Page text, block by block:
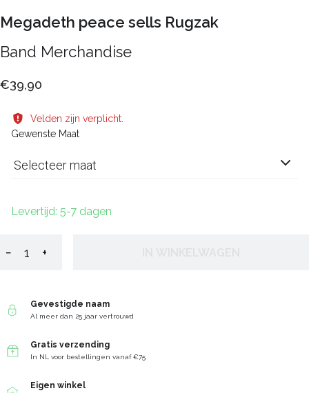
Megadeth peace sells Rugzak
Band Merchandise
€39,90
Velden zijn verplicht.
Gewenste Maat
Selecteer maat
Levertijd: 5-7 dagen
− +
Gevestigde naam
Al meer dan 25 jaar vertrouwd
Gratis verzending
In NL voor bestellingen vanaf €75
Eigen winkel